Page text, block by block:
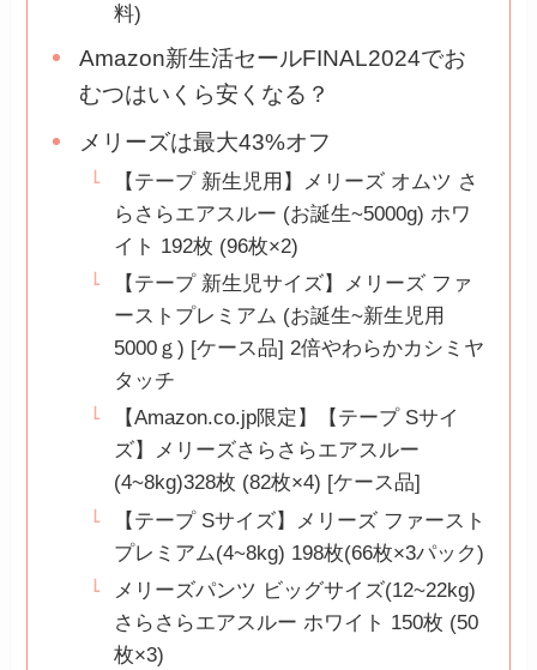
料)
Amazon新生活セールFINAL2024でお
むつはいくら安くなる？
メリーズは最大43%オフ
【テープ 新生児用】メリーズ オムツ さ
らさらエアスルー (お誕生~5000g) ホワ
イト 192枚 (96枚×2)
【テープ 新生児サイズ】メリーズ ファ
ーストプレミアム (お誕生~新生児用
5000ｇ) [ケース品] 2倍やわらかカシミヤ
タッチ
【Amazon.co.jp限定】【テープ Sサイ
ズ】メリーズさらさらエアスルー
(4~8kg)328枚 (82枚×4) [ケース品]
【テープ Sサイズ】メリーズ ファースト
プレミアム(4~8kg) 198枚(66枚×3パック)
メリーズパンツ ビッグサイズ(12~22kg)
さらさらエアスルー ホワイト 150枚 (50
枚×3)